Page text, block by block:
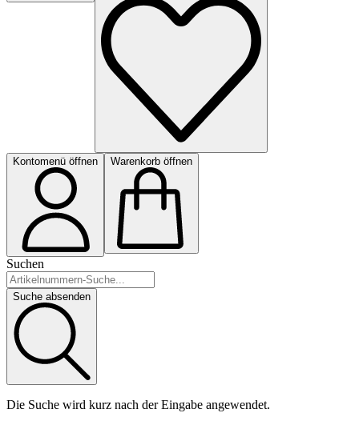
Kontomenü öffnen Warenkorb öffnen
Suchen
Suche absenden
Die Suche wird kurz nach der Eingabe angewendet.